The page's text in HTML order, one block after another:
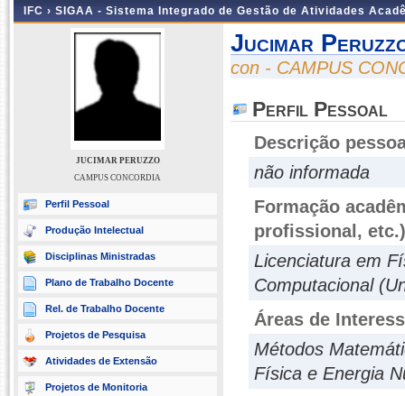
IFC › SIGAA - Sistema Integrado de Gestão de Atividades
JUCIMAR PERUZZO
CAMPUS CONCORDIA
Perfil Pessoal
Produção Intelectual
Disciplinas Ministradas
Plano de Trabalho Docente
Rel. de Trabalho Docente
Projetos de Pesquisa
Atividades de Extensão
Projetos de Monitoria
Jucimar
con - CAMPUS
Perfil Pessoal
Descrição
não informada
Formação
profissional, etc.)
Licenciatura em
Computacional
Áreas de
Métodos
Física e Energia